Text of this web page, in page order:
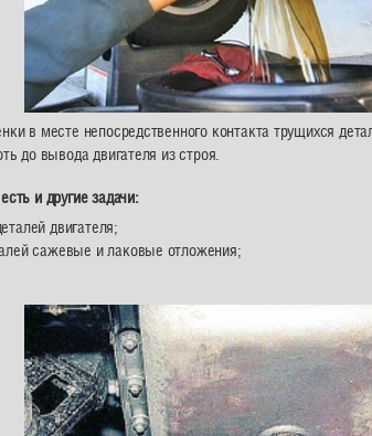
в месте непосредственного контакта трущихся
до вывода двигателя из строя.
и другие задачи:
двигателя;
сажевые и лаковые отложения;